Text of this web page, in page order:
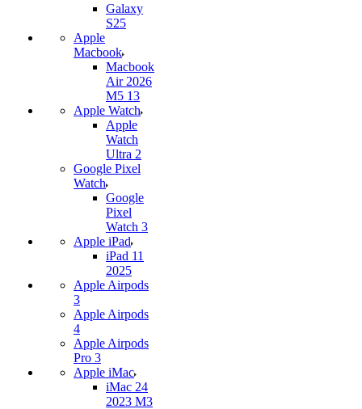
Galaxy
S25
Apple
Macbook
Macbook
Air 2026
M5 13
Apple Watch
Apple
Watch
Ultra 2
Google Pixel
Watch
Google
Pixel
Watch 3
Apple iPad
iPad 11
2025
Apple Airpods
3
Apple Airpods
4
Apple Airpods
Pro 3
Apple iMac
iMac 24
2023 M3